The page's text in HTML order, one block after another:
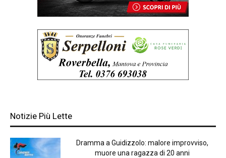
Notizie Più Lette
Dramma a Guidizzolo: malore improvviso,
muore una ragazza di 20 anni